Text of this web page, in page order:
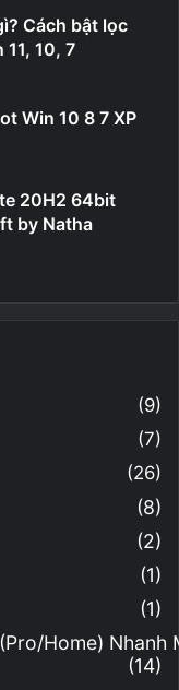
Cách bật lọc
10, 7
Win 10 8 7 XP
20H2 64bit
by Natha
(9)
(7)
(26)
(8)
(2)
(1)
(1)
Home)
(14)